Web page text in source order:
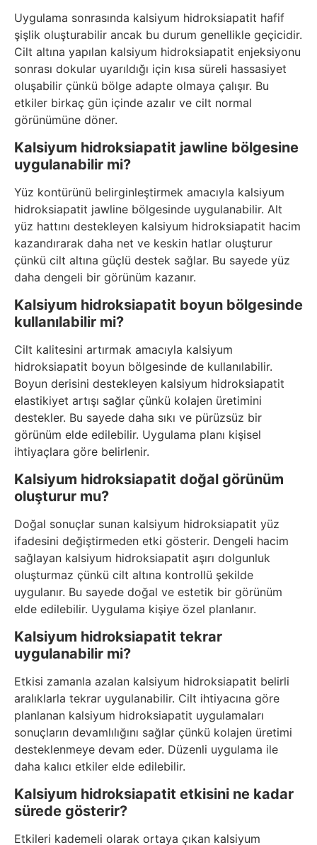
Uygulama sonrasında kalsiyum hidroksiapatit hafif
şişlik oluşturabilir ancak bu durum genellikle geçicidir.
Cilt altına yapılan kalsiyum hidroksiapatit enjeksiyonu
sonrası dokular uyarıldığı için kısa süreli hassasiyet
oluşabilir çünkü bölge adapte olmaya çalışır. Bu
etkiler birkaç gün içinde azalır ve cilt normal
görünümüne döner.
Kalsiyum hidroksiapatit jawline bölgesine
uygulanabilir mi?
Yüz kontürünü belirginleştirmek amacıyla kalsiyum
hidroksiapatit jawline bölgesinde uygulanabilir. Alt
yüz hattını destekleyen kalsiyum hidroksiapatit hacim
kazandırarak daha net ve keskin hatlar oluşturur
çünkü cilt altına güçlü destek sağlar. Bu sayede yüz
daha dengeli bir görünüm kazanır.
Kalsiyum hidroksiapatit boyun bölgesinde
kullanılabilir mi?
Cilt kalitesini artırmak amacıyla kalsiyum
hidroksiapatit boyun bölgesinde de kullanılabilir.
Boyun derisini destekleyen kalsiyum hidroksiapatit
elastikiyet artışı sağlar çünkü kolajen üretimini
destekler. Bu sayede daha sıkı ve pürüzsüz bir
görünüm elde edilebilir. Uygulama planı kişisel
ihtiyaçlara göre belirlenir.
Kalsiyum hidroksiapatit doğal görünüm
oluşturur mu?
Doğal sonuçlar sunan kalsiyum hidroksiapatit yüz
ifadesini değiştirmeden etki gösterir. Dengeli hacim
sağlayan kalsiyum hidroksiapatit aşırı dolgunluk
oluşturmaz çünkü cilt altına kontrollü şekilde
uygulanır. Bu sayede doğal ve estetik bir görünüm
elde edilebilir. Uygulama kişiye özel planlanır.
Kalsiyum hidroksiapatit tekrar
uygulanabilir mi?
Etkisi zamanla azalan kalsiyum hidroksiapatit belirli
aralıklarla tekrar uygulanabilir. Cilt ihtiyacına göre
planlanan kalsiyum hidroksiapatit uygulamaları
sonuçların devamlılığını sağlar çünkü kolajen üretimi
desteklenmeye devam eder. Düzenli uygulama ile
daha kalıcı etkiler elde edilebilir.
Kalsiyum hidroksiapatit etkisini ne kadar
sürede gösterir?
Etkileri kademeli olarak ortaya çıkan kalsiyum